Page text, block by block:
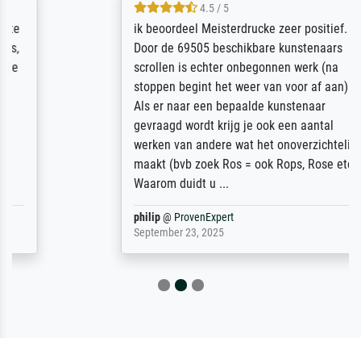
4.5 / 5
ik beoordeel Meisterdrucke zeer positief.
Door de 69505 beschikbare kunstenaars
scrollen is echter onbegonnen werk (na
stoppen begint het weer van voor af aan).
Als er naar een bepaalde kunstenaar
gevraagd wordt krijg je ook een aantal
werken van andere wat het onoverzichtelijk
maakt (bvb zoek Ros = ook Rops, Rose etc).
Waarom duidt u ...
ProvenExpert
September 23, 2025